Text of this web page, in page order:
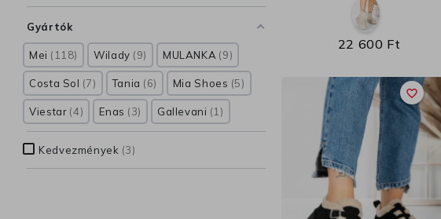
Gyártók
Mei 118 Wilady 9 MULANKA 9
Costa Sol 7 Tania 6 Mia Shoes 5
Viestar 4 Enas 3 Gallevani 1
Kedvezmények 3
22 600 Ft
favorite_border